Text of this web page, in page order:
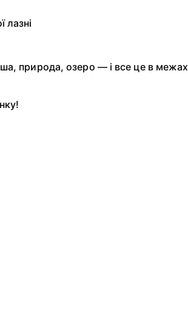
лазні
природа, озеро — і все це в межах